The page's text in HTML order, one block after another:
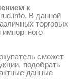
к
. В данной
торговых
импортного
сможет
подобрать
данные